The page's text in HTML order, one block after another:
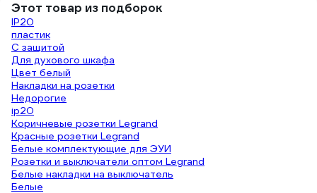
Этот товар из подборок
IP20
пластик
С защитой
Для духового шкафа
Цвет белый
Накладки на розетки
Недорогие
ip20
Коричневые розетки Legrand
Красные розетки Legrand
Белые комплектующие для ЭУИ
Розетки и выключатели оптом Legrand
Белые накладки на выключатель
Белые